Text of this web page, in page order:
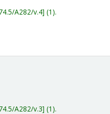
A282/v.4 (1).
A282/v.3 (1).